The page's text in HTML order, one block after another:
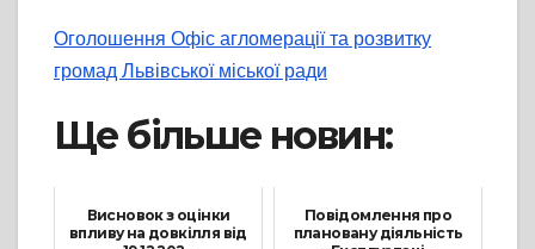
Оголошення Офіс агломерації та розвитку
громад Львівської міської ради
Ще більше новин:
Висновок з оцінки
впливу на довкілля від
Повідомлення про
плановану діяльність